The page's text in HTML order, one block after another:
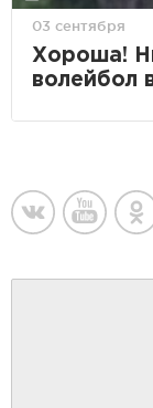
03 сентября
Хороша!
волейбол